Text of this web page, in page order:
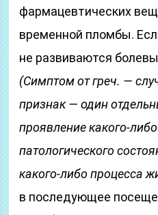
фармацевтических
временной пломбы.
не развиваются
(Симптом от греч. —
признак — один
проявление какого-
патологического
какого-либо процесса
в последующее